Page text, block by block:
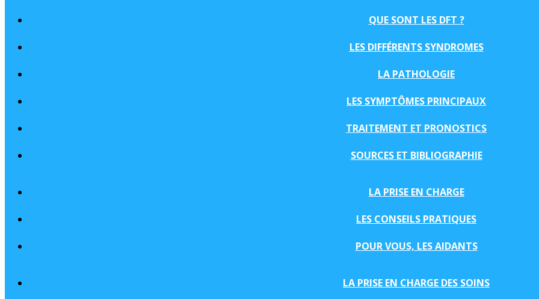
QUE SONT LES DFT ?
LES DIFFÉRENTS SYNDROMES
LA PATHOLOGIE
LES SYMPTÔMES PRINCIPAUX
TRAITEMENT ET PRONOSTICS
SOURCES ET BIBLIOGRAPHIE
LA PRISE EN CHARGE
LES CONSEILS PRATIQUES
POUR VOUS, LES AIDANTS
LA PRISE EN CHARGE DES SOINS